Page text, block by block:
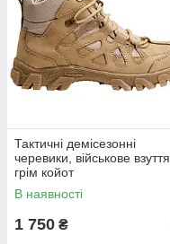
Тактичні демісезонні
черевики, військове взуття
грім койот
В наявності
1 750 ₴